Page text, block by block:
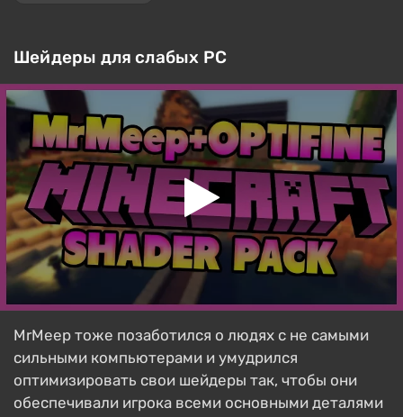
Шейдеры для слабых PC
MrMeep тоже позаботился о людях с не самыми
сильными компьютерами и умудрился
оптимизировать свои шейдеры так, чтобы они
обеспечивали игрока всеми основными деталями